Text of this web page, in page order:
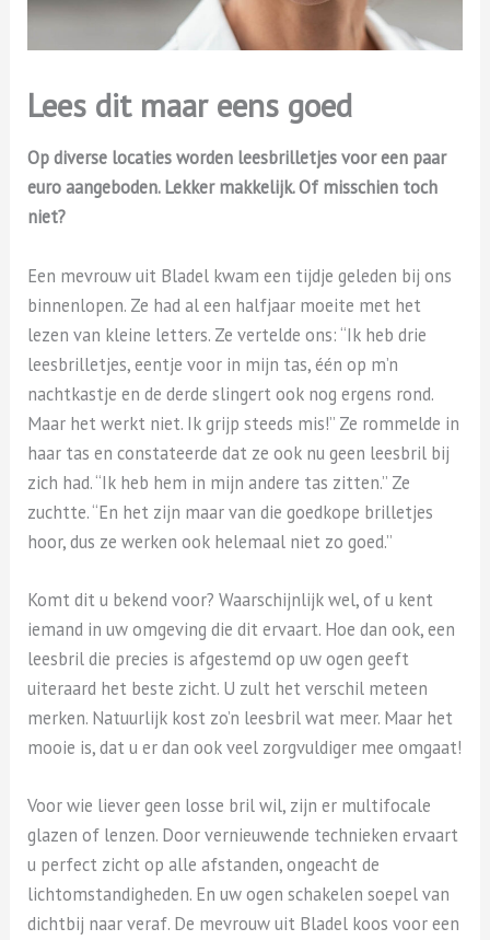
Lees dit maar eens goed
Op diverse locaties worden leesbrilletjes voor een paar
euro aangeboden. Lekker makkelijk. Of misschien toch
niet?
Een mevrouw uit Bladel kwam een tijdje geleden bij ons
binnenlopen. Ze had al een halfjaar moeite met het
lezen van kleine letters. Ze vertelde ons: “Ik heb drie
leesbrilletjes, eentje voor in mijn tas, één op m’n
nachtkastje en de derde slingert ook nog ergens rond.
Maar het werkt niet. Ik grijp steeds mis!” Ze rommelde in
haar tas en constateerde dat ze ook nu geen leesbril bij
zich had. “Ik heb hem in mijn andere tas zitten.” Ze
zuchtte. “En het zijn maar van die goedkope brilletjes
hoor, dus ze werken ook helemaal niet zo goed.”
Komt dit u bekend voor? Waarschijnlijk wel, of u kent
iemand in uw omgeving die dit ervaart. Hoe dan ook, een
leesbril die precies is afgestemd op uw ogen geeft
uiteraard het beste zicht. U zult het verschil meteen
merken. Natuurlijk kost zo’n leesbril wat meer. Maar het
mooie is, dat u er dan ook veel zorgvuldiger mee omgaat!
Voor wie liever geen losse bril wil, zijn er multifocale
glazen of lenzen. Door vernieuwende technieken ervaart
u perfect zicht op alle afstanden, ongeacht de
lichtomstandigheden. En uw ogen schakelen soepel van
dichtbij naar veraf. De mevrouw uit Bladel koos voor een